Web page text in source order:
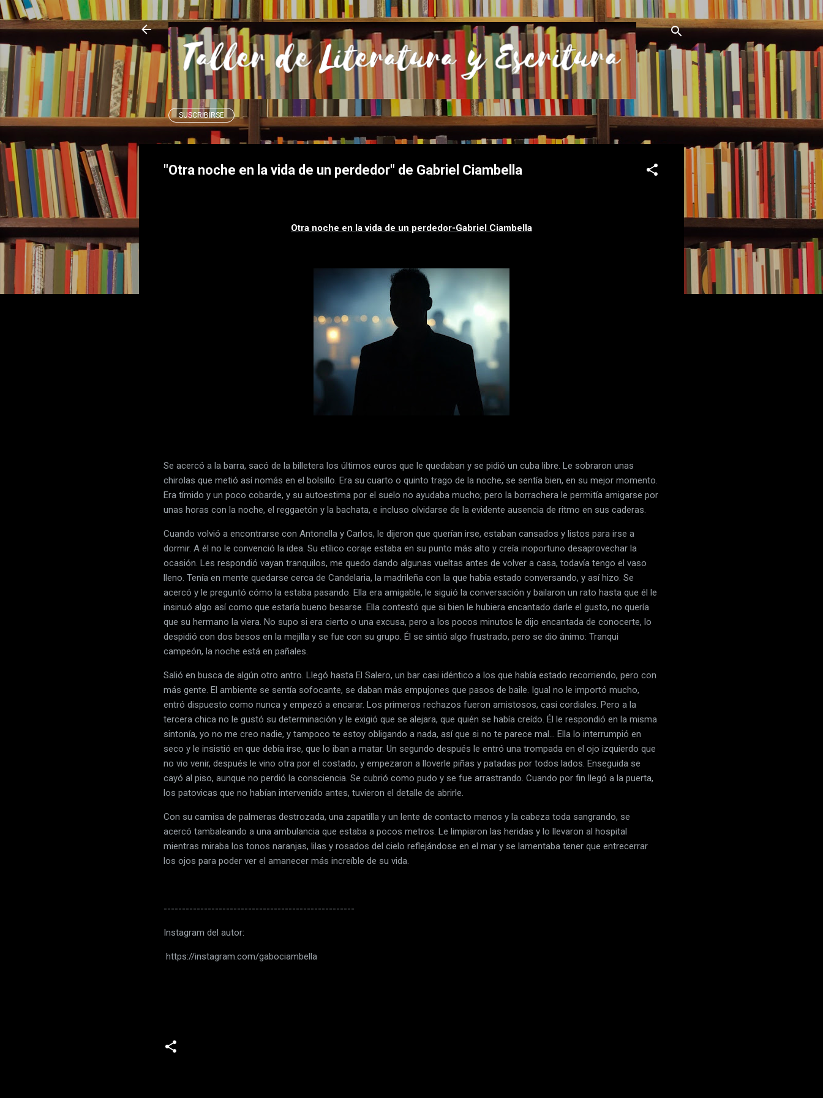
Ir al contenido principal
SUSCRIBIRSE
"Otra noche en la vida de un perdedor" de Gabriel Ciambella
Otra noche en la vida de un perdedor-Gabriel Ciambella
Se acercó a la barra, sacó de la billetera los últimos euros que le quedaban y se pidió un cuba libre. Le sobraron unas
chirolas que metió así nomás en el bolsillo. Era su cuarto o quinto trago de la noche, se sentía bien, en su mejor momento.
Era tímido y un poco cobarde, y su autoestima por el suelo no ayudaba mucho; pero la borrachera le permitía amigarse por
unas horas con la noche, el reggaetón y la bachata, e incluso olvidarse de la evidente ausencia de ritmo en sus caderas.
Cuando volvió a encontrarse con Antonella y Carlos, le dijeron que querían irse, estaban cansados y listos para irse a
dormir. A él no le convenció la idea. Su etílico coraje estaba en su punto más alto y creía inoportuno desaprovechar la
ocasión. Les respondió vayan tranquilos, me quedo dando algunas vueltas antes de volver a casa, todavía tengo el vaso
lleno. Tenía en mente quedarse cerca de Candelaria, la madrileña con la que había estado conversando, y así hizo. Se
acercó y le preguntó cómo la estaba pasando. Ella era amigable, le siguió la conversación y bailaron un rato hasta que él le
insinuó algo así como que estaría bueno besarse. Ella contestó que si bien le hubiera encantado darle el gusto, no quería
que su hermano la viera. No supo si era cierto o una excusa, pero a los pocos minutos le dijo encantada de conocerte, lo
despidió con dos besos en la mejilla y se fue con su grupo. Él se sintió algo frustrado, pero se dio ánimo: Tranqui
campeón, la noche está en pañales.
Salió en busca de algún otro antro. Llegó hasta El Salero, un bar casi idéntico a los que había estado recorriendo, pero con
más gente. El ambiente se sentía sofocante, se daban más empujones que pasos de baile. Igual no le importó mucho,
entró dispuesto como nunca y empezó a encarar. Los primeros rechazos fueron amistosos, casi cordiales. Pero a la
tercera chica no le gustó su determinación y le exigió que se alejara, que quién se había creído. Él le respondió en la misma
sintonía, yo no me creo nadie, y tampoco te estoy obligando a nada, así que si no te parece mal... Ella lo interrumpió en
seco y le insistió en que debía irse, que lo iban a matar. Un segundo después le entró una trompada en el ojo izquierdo que
no vio venir, después le vino otra por el costado, y empezaron a lloverle piñas y patadas por todos lados. Enseguida se
cayó al piso, aunque no perdió la consciencia. Se cubrió como pudo y se fue arrastrando. Cuando por fin llegó a la puerta,
los patovicas que no habían intervenido antes, tuvieron el detalle de abrirle.
Con su camisa de palmeras destrozada, una zapatilla y un lente de contacto menos y la cabeza toda sangrando, se
acercó tambaleando a una ambulancia que estaba a pocos metros. Le limpiaron las heridas y lo llevaron al hospital
mientras miraba los tonos naranjas, lilas y rosados del cielo reflejándose en el mar y se lamentaba tener que entrecerrar
los ojos para poder ver el amanecer más increíble de su vida.
----------------------------------------------------
Instagram del autor:
https://instagram.com/gabociambella